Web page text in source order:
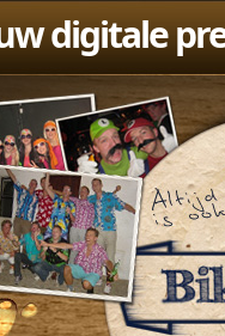
digitale